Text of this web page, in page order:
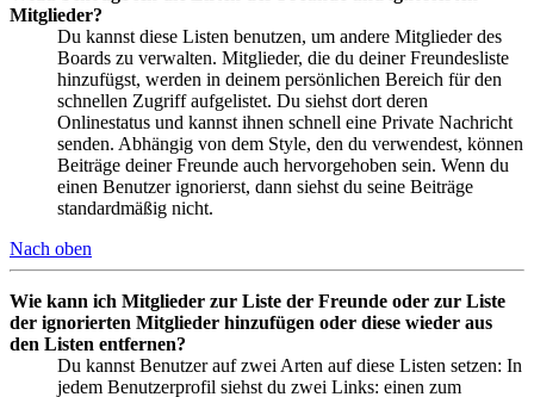
Mitglieder?
Du kannst diese Listen benutzen, um andere Mitglieder des
Boards zu verwalten. Mitglieder, die du deiner Freundesliste
hinzufügst, werden in deinem persönlichen Bereich für den
schnellen Zugriff aufgelistet. Du siehst dort deren
Onlinestatus und kannst ihnen schnell eine Private Nachricht
senden. Abhängig von dem Style, den du verwendest, können
Beiträge deiner Freunde auch hervorgehoben sein. Wenn du
einen Benutzer ignorierst, dann siehst du seine Beiträge
standardmäßig nicht.
Nach oben
Wie kann ich Mitglieder zur Liste der Freunde oder zur Liste
der ignorierten Mitglieder hinzufügen oder diese wieder aus
den Listen entfernen?
Du kannst Benutzer auf zwei Arten auf diese Listen setzen: In
jedem Benutzerprofil siehst du zwei Links: einen zum